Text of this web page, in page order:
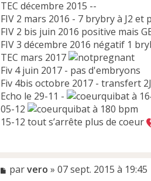
TEC décembre 2015 --
FIV 2 mars 2016 - 7 brybry à J2
FIV 2 bis juin 2016 positive mais
FIV 3 décembre 2016 négatif 1
TEC mars 2017
Fiv 4 juin 2017 - pas d'embryons
Fiv 4bis octobre 2017 - transfert
Echo le 29-11 -
à
05-12
à 180 bpm
15-12 tout s’arrête plus de coeur
M
parvero » 07 sept. 2015 à 19:45